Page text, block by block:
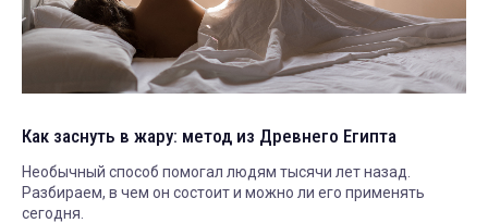
Как заснуть в жару: метод из Древнего Египта
Необычный способ помогал людям тысячи лет назад.
Разбираем, в чем он состоит и можно ли его применять
сегодня.